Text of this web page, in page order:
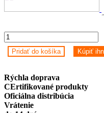
Bezdrôtový
adaptér
HDMI
quantity
Pridať do košíka Kúpiť
Rýchla doprava
CErtifikované produkty
Oficiálna distribúcia
Vrátenie